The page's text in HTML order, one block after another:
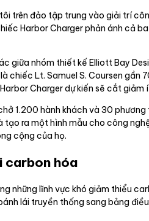
trên đảo tập trung vào giải trí
Harbor Charger phản ánh cả
giữa nhóm thiết kế Elliott Bay
chiếc Lt. Samuel S. Coursen
Charger dự kiến sẽ cắt
1.200 hành khách và 30
ra một hình mẫu cho công
cộng của họ.
carbon hóa
những lĩnh vực khó giảm thiểu
lái truyền thống sang bảng